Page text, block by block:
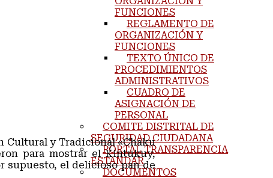
FUNCIONES
REGLAMENTO DE
ORGANIZACIÓN Y
FUNCIONES
TEXTO ÚNICO DE
PROCEDIMIENTOS
ADMINISTRATIVOS
CUADRO DE
ASIGNACIÓN DE
PERSONAL
COMITE DISTRITAL DE
SEGURIDAD CIUDADANA
PORTAL TRANSPARENCIA
ESTANDAR
DOCUMENTOS
Cultural y Tradicional «Chaku
para mostrar el K´intukuy,
supuesto, el delicioso pan de